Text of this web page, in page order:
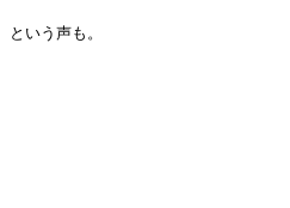
という声も。